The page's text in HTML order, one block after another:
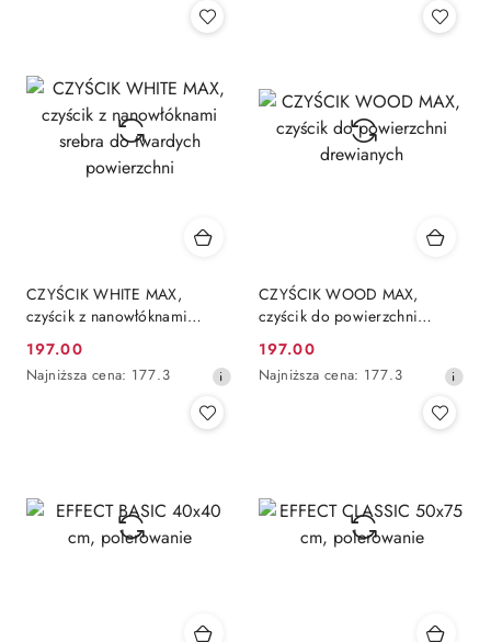
przed
obniżką
obniżką
CZYŚCIK WHITE MAX,
czyścik z nanowłóknami
powierzchni
Cena
promocyjna:
197.00
Najniższa
Najniższa cena: 177.3
CZYŚCIK WOOD MAX,
czyścik do powierzchni
Cena
promocyjna:
197.00
Najniższa
Najniższa cena: 177.3